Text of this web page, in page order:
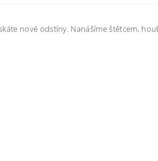
nové odstíny. Nanášíme štětcem,